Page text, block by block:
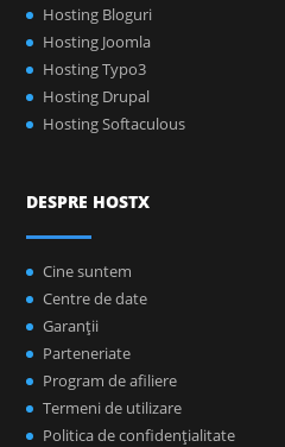
Hosting Bloguri
Hosting Joomla
Hosting Typo3
Hosting Drupal
Hosting Softaculous
DESPRE HOSTX
Cine suntem
Centre de date
Garanţii
Parteneriate
Program de afiliere
Termeni de utilizare
Politica de confidenţialitate